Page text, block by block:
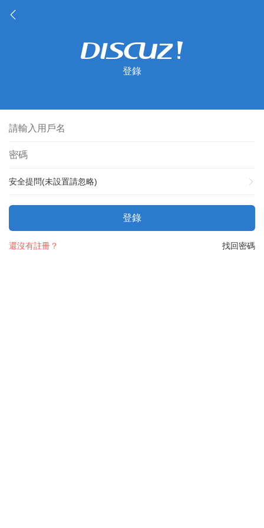
登錄
安全提問(未設置請忽略)
登錄
找回密碼
還沒有註冊？